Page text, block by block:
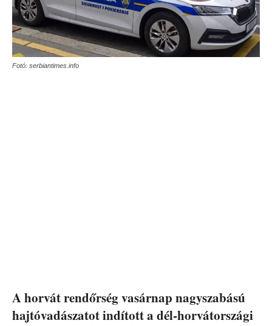
Fotó: serbiantimes.info
A horvát rendőrség vasárnap nagyszabású
hajtóvadászatot indított a dél-horvátországi